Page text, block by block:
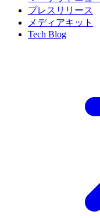
プレスリリース
メディアキット
Tech Blog